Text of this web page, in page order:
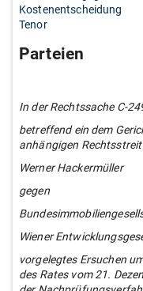
Kostenentscheidung
Tenor
Parteien
In der Rechtssache C-
betreffend ein dem
anhängigen Rechtsstreit
Werner Hackermüller
gegen
Wiener
vorgelegtes Ersuchen
des Rates vom 21.